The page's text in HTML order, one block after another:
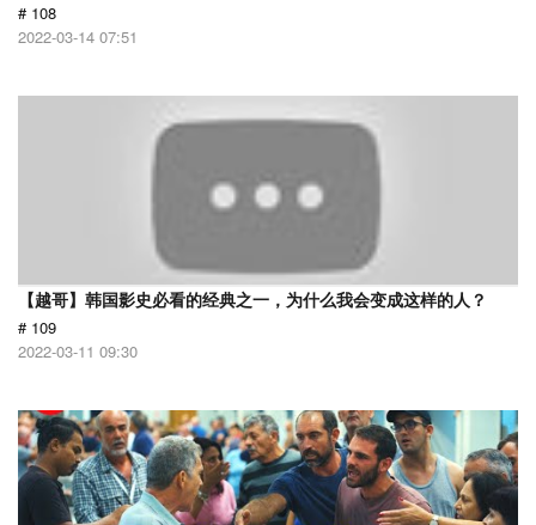
# 108
2022-03-14 07:51
【越哥】韩国影史必看的经典之一，为什么我会变成这样的人？
# 109
2022-03-11 09:30